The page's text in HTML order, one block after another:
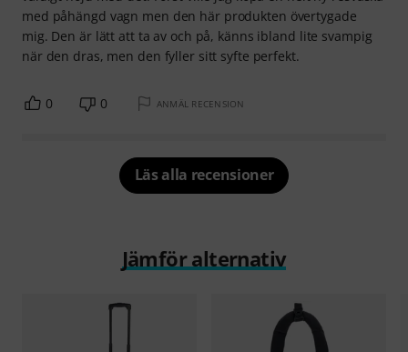
med påhängd vagn men den här produkten övertygade
mig. Den är lätt att ta av och på, känns ibland lite svampig
när den dras, men den fyller sitt syfte perfekt.
0 0 ANMÄL RECENSION
Läs alla recensioner
Jämför alternativ